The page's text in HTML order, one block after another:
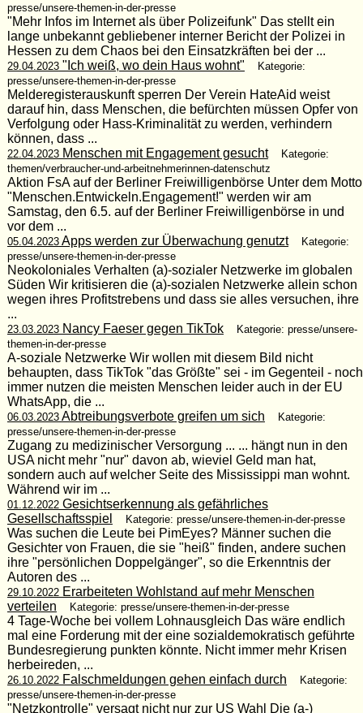
presse/unsere-themen-in-der-presse
"Mehr Infos im Internet als über Polizeifunk" Das stellt ein
lange unbekannt gebliebener interner Bericht der Polizei in
Hessen zu dem Chaos bei den Einsatzkräften bei der ...
29.04.2023"Ich weiß, wo dein Haus wohnt"
Kategorie:
presse/unsere-themen-in-der-presse
Melderegisterauskunft sperren Der Verein HateAid weist
darauf hin, dass Menschen, die befürchten müssen Opfer von
Verfolgung oder Hass-Kriminalität zu werden, verhindern
können, dass ...
22.04.2023Menschen mit Engagement gesucht
Kategorie:
themen/verbraucher-und-arbeitnehmerinnen-datenschutz
Aktion FsA auf der Berliner Freiwilligenbörse Unter dem Motto
"Menschen.Entwickeln.Engagement!" werden wir am
Samstag, den 6.5. auf der Berliner Freiwilligenbörse in und
vor dem ...
05.04.2023Apps werden zur Überwachung genutzt
Kategorie:
presse/unsere-themen-in-der-presse
Neokoloniales Verhalten (a)-sozialer Netzwerke im globalen
Süden Wir kritisieren die (a)-sozialen Netzwerke allein schon
wegen ihres Profitstrebens und dass sie alles versuchen, ihre
...
23.03.2023Nancy Faeser gegen TikTok
Kategorie: presse/unsere-
themen-in-der-presse
A-soziale Netzwerke Wir wollen mit diesem Bild nicht
behaupten, dass TikTok "das Größte" sei - im Gegenteil - noch
immer nutzen die meisten Menschen leider auch in der EU
WhatsApp, die ...
06.03.2023Abtreibungsverbote greifen um sich
Kategorie:
presse/unsere-themen-in-der-presse
Zugang zu medizinischer Versorgung ... ... hängt nun in den
USA nicht mehr "nur" davon ab, wieviel Geld man hat,
sondern auch auf welcher Seite des Mississippi man wohnt.
Während wir im ...
01.12.2022Gesichtserkennung als gefährliches
Gesellschaftsspiel
Kategorie: presse/unsere-themen-in-der-presse
Was suchen die Leute bei PimEyes? Männer suchen die
Gesichter von Frauen, die sie "heiß" finden, andere suchen
ihre "persönlichen Doppelgänger", so die Erkenntnis der
Autoren des ...
29.10.2022Erarbeiteten Wohlstand auf mehr Menschen
verteilen
Kategorie: presse/unsere-themen-in-der-presse
4 Tage-Woche bei vollem Lohnausgleich Das wäre endlich
mal eine Forderung mit der eine sozialdemokratisch geführte
Bundesregierung punkten könnte. Nicht immer mehr Krisen
herbeireden, ...
26.10.2022Falschmeldungen gehen einfach durch
Kategorie:
presse/unsere-themen-in-der-presse
"Netzkontrolle" versagt nicht nur zur US Wahl Die (a-)